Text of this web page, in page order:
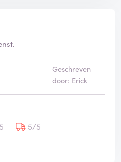
Geschreven
door: Erick
5/5